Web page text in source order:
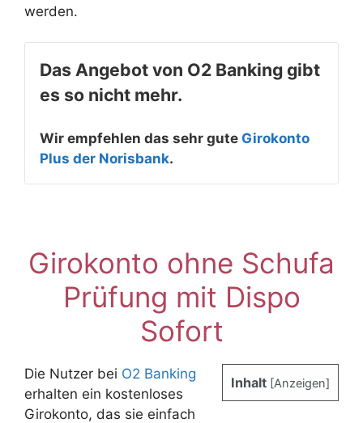
werden.
Das Angebot von O2 Banking gibt
es so nicht mehr.
Wir empfehlen das sehr gute Girokonto
Plus der Norisbank.
Girokonto ohne Schufa
Prüfung mit Dispo
Sofort
Inhalt [Anzeigen]
Die Nutzer bei O2 Banking
erhalten ein kostenloses
Girokonto, das sie einfach